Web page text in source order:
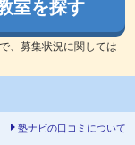
室を探す
、募集状況に関しては
塾ナビの口コミについて